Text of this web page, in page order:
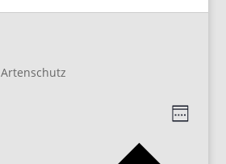
Artenschutz
Woche